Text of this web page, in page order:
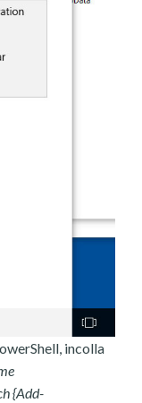
incolla
{Add-